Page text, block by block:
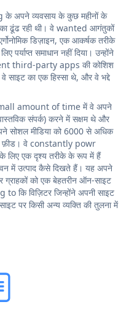
के अपने व्यवसाय के कुछ महीनों के
ढूंढ रही थी। वे wanted आगंतुकों
डिज़ाइन, एक आकर्षक तरीके
समाधान नहीं दिया। उन्होंने
third-party apps की कोशिश
साइट का एक हिस्सा थे, और वे भद्दे
amount of time में वे अपने
संपर्क) करने में सक्षम थे और
मीडिया को 6000 से अधिक
फ़ीड। वे constantly powr
के लिए एक दृश्य तरीके के रूप में हैं
में उत्पाद कैसे दिखते हैं। यह अपने
ग्राहकों को एक बेहतरीन ऑन-साइट
कि विज़िटर जिन्होंने अपनी साइट
पर किसी अन्य व्यक्ति की तुलना में